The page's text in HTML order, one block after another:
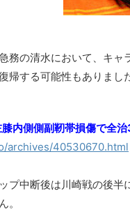
務の清水において、キ
帰する可能性もありまし
内側側副靭帯損傷で全
archives/40530670.html
プ中断後は川崎戦の後
。